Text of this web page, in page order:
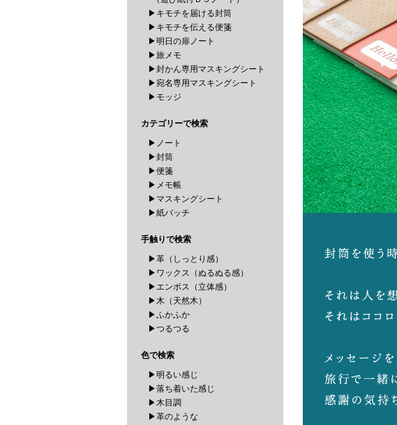
▶キモチを届ける封筒
▶キモチを伝える便箋
▶明日の扉ノート
▶旅メモ
▶封かん専用マスキングシート
▶宛名専用マスキングシート
▶モッジ
カテゴリーで検索
▶ノート
▶封筒
▶便箋
▶メモ帳
▶マスキングシート
▶紙バッチ
手触りで検索
▶革（しっとり感）
▶ワックス（ぬるぬる感）
▶エンボス（立体感）
▶木（天然木）
▶ふかふか
▶つるつる
色で検索
▶明るい感じ
▶落ち着いた感じ
▶木目調
▶革のような